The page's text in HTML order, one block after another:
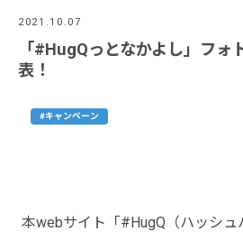
2021.10.07
「#HugQっとなかよし」フォ
表！
#キャンペーン
本webサイト「#HugQ（ハッシュ